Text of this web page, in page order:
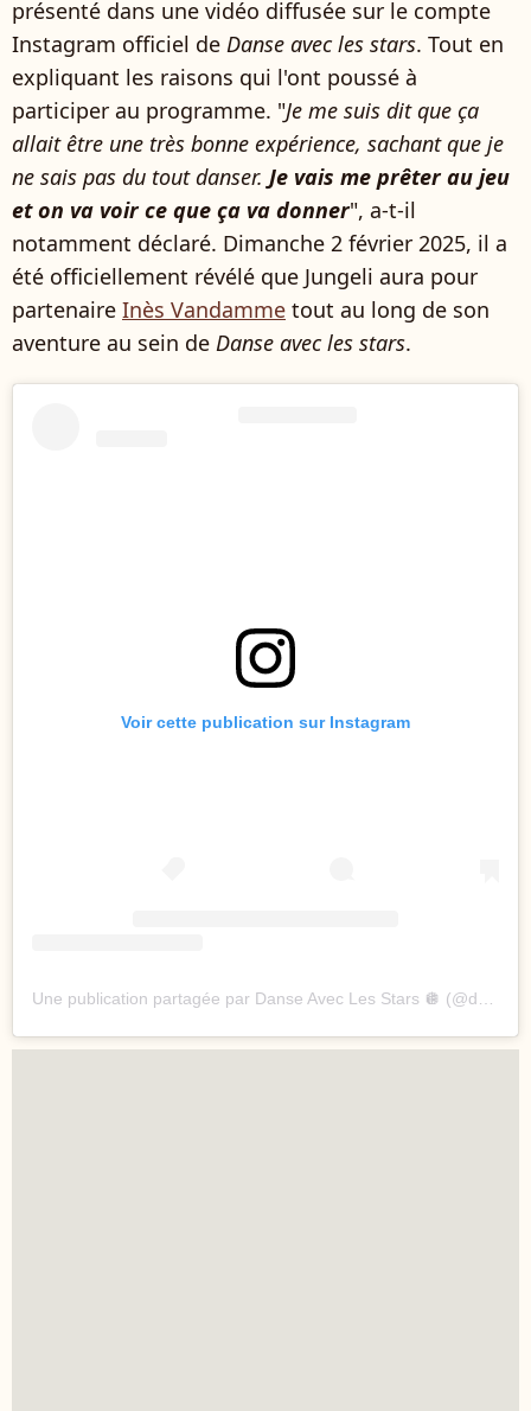
présenté dans une vidéo diffusée sur le compte
Instagram officiel de Danse avec les stars. Tout en
expliquant les raisons qui l'ont poussé à
participer au programme. "Je me suis dit que ça
allait être une très bonne expérience, sachant que je
ne sais pas du tout danser. Je vais me prêter au jeu
et on va voir ce que ça va donner", a-t-il
notamment déclaré. Dimanche 2 février 2025, il a
été officiellement révélé que Jungeli aura pour
partenaire Inès Vandamme tout au long de son
aventure au sein de Danse avec les stars.
Voir cette publication sur Instagram